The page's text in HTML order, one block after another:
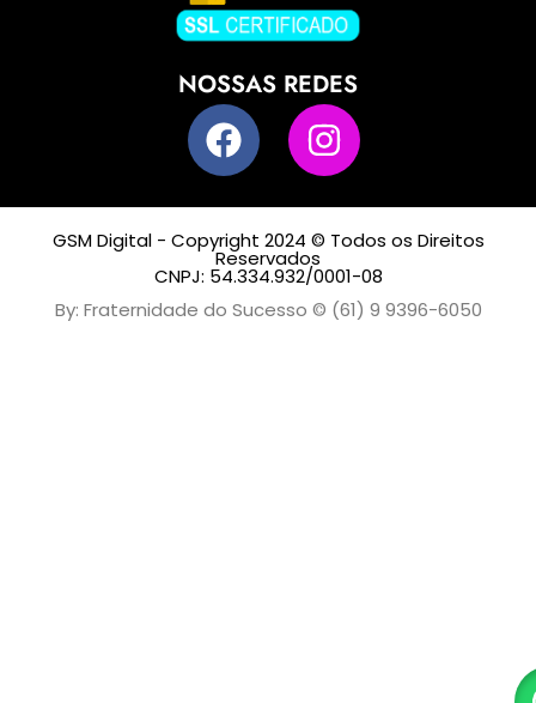
NOSSAS REDES
GSM Digital - Copyright 2024 © Todos os Direitos
Reservados
CNPJ: 54.334.932/0001-08
By: Fraternidade do Sucesso © (61) 9 9396-6050